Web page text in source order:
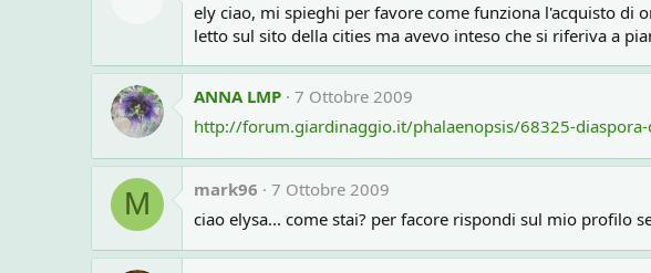
ely ciao, mi spieghi per favore come funziona l'acquisto di
letto sul sito della cities ma avevo inteso che si riferiva a
ANNA LMP 7 Ottobre 2009
http://forum.giardinaggio.it/phalaenopsis/68325-diaspora-
M mark96
7 Ottobre 2009
ciao elysa... come stai? per facore rispondi sul mio profilo